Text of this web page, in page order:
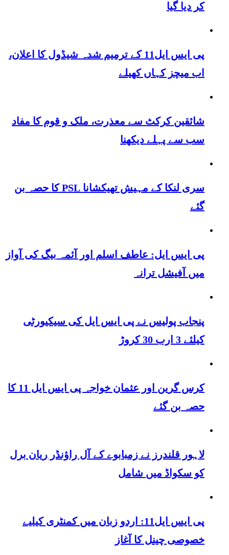
کر دیا گیا
پی ایس ایل11 کے ترمیم شدہ شیڈول کا اعلان،
اب میچز کہاں کھیلے
شائقین کرکٹ سے معذرت، ملک و قوم کا مفاد
سب سے پہلے دیکھنا
سری لنکا کے مہیش تھیکشانا PSL کا حصہ بن
گئے
پی ایس ایل: عاطف اسلم اور آئمہ بیگ کی آواز
میں آفیشل ترانہ
پنجاب پولیس نے پی ایس ایل کی سیکیورٹی
کیلئے 3 ارب 30 کروڑ
کرس گرین اور عثمان خواجہ پی ایس ایل 11 کا
حصہ بن گئے
لاہور قلندرز نے زمبابوے کے آل راؤنڈر ریان برل
کو سکواڈ میں شامل
پی ایس ایل11: اردو زبان میں کمنٹری کیلیے
خصوصی چینل کا آغاز